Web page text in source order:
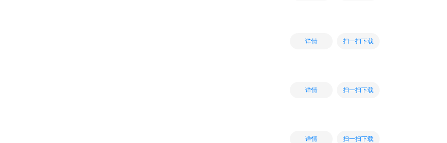
详情 扫一扫下载
详情 扫一扫下载
详情 扫一扫下载